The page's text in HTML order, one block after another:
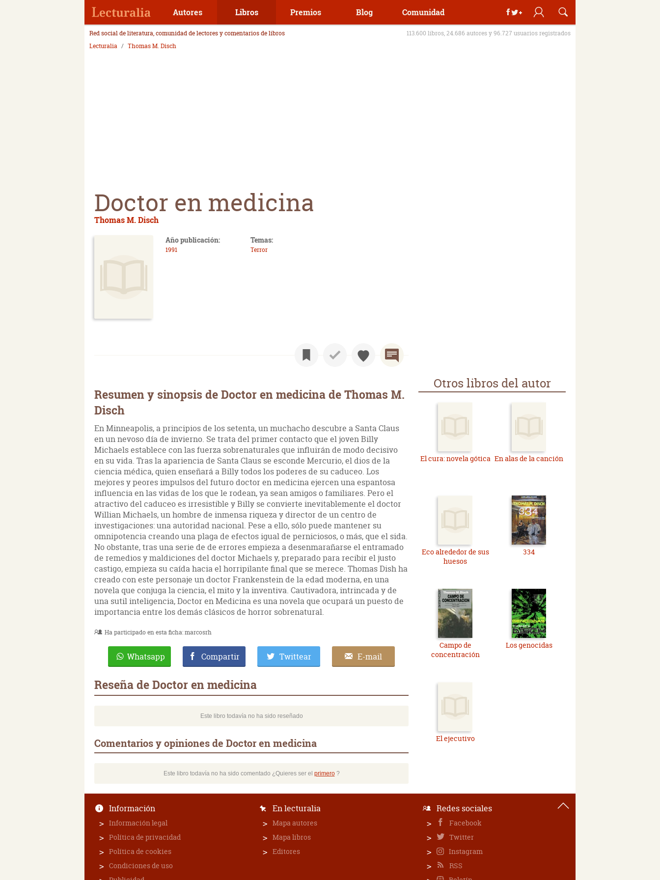
Autores Libros Premios Blog Comunidad
Red social de literatura, comunidad de lectores y comentarios de libros
113.600 libros, 24.686 autores y 96.727 usuarios registrados
Lecturalia
Thomas M. Disch
Doctor en medicina
Thomas M. Disch
Año publicación:
1991
Temas:
Terror
Resumen y sinopsis de Doctor en medicina de Thomas M.
Disch
En Minneapolis, a principios de los setenta, un muchacho descubre a Santa Claus
en un nevoso día de invierno. Se trata del primer contacto que el joven Billy
Michaels establece con las fuerza sobrenaturales que influirán de modo decisivo
en su vida. Tras la apariencia de Santa Claus se esconde Mercurio, el dios de la
ciencia médica, quien enseñará a Billy todos los poderes de su caduceo. Los
mejores y peores impulsos del futuro doctor en medicina ejercen una espantosa
influencia en las vidas de los que le rodean, ya sean amigos o familiares. Pero el
atractivo del caduceo es irresistible y Billy se convierte inevitablemente el doctor
Willian Michaels, un hombre de inmensa riqueza y director de un centro de
investigaciones: una autoridad nacional. Pese a ello, sólo puede mantener su
omnipotencia creando una plaga de efectos igual de perniciosos, o más, que el sida.
No obstante, tras una serie de de errores empieza a desenmarañarse el entramado
de remedios y maldiciones del doctor Michaels y, preparado para recibir el justo
castigo, empieza su caída hacia el horripilante final que se merece. Thomas Dish ha
creado con este personaje un doctor Frankenstein de la edad moderna, en una
novela que conjuga la ciencia, el mito y la inventiva. Cautivadora, intrincada y de
una sutil inteligencia, Doctor en Medicina es una novela que ocupará un puesto de
importancia entre los demás clásicos de horror sobrenatural.
Ha participado en esta ficha:marcosrh
Whatsapp Compartir Twittear E-mail
Reseña de Doctor en medicina
Este libro todavía no ha sido reseñado
Comentarios y opiniones de Doctor en medicina
Este libro todavía no ha sido comentado ¿Quieres ser el primero?
Otros libros del autor
El cura: novela gótica En alas de la canción
Eco alrededor de sus
huesos
334
Campo de
concentración
Los genocidas
El ejecutivo
Información
Información legal
Política de privacidad
Política de cookies
Condiciones de uso
En lecturalia
Mapa autores
Mapa libros
Editores
Redes sociales
Facebook
Twitter
Instagram
RSS